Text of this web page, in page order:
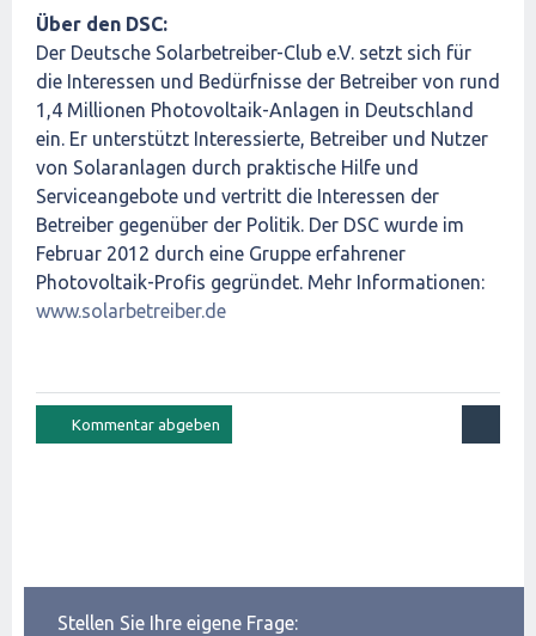
Über den DSC:
Der Deutsche Solarbetreiber-Club e.V. setzt sich für
die Interessen und Bedürfnisse der Betreiber von rund
1,4 Millionen Photovoltaik-Anlagen in Deutschland
ein. Er unterstützt Interessierte, Betreiber und Nutzer
von Solaranlagen durch praktische Hilfe und
Serviceangebote und vertritt die Interessen der
Betreiber gegenüber der Politik. Der DSC wurde im
Februar 2012 durch eine Gruppe erfahrener
Photovoltaik-Profis gegründet. Mehr Informationen:
www.solarbetreiber.de
Stellen Sie Ihre eigene Frage: